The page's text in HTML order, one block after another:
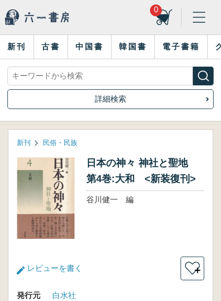
0
新刊 古書 中国書 韓国書 電子書籍
詳細検索
新刊 民俗・民族
日本の神々 神社と聖地
第4巻:大和 <新装復刊>
谷川健一 編
レビューを書く ＋
発行元
白水社